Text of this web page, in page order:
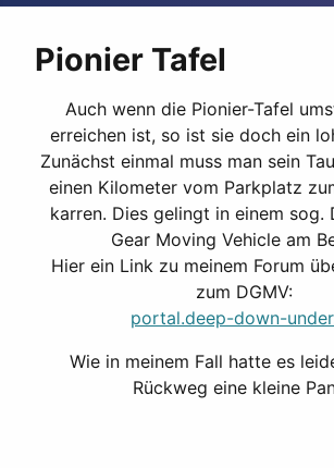
Pionier Tafel
Auch wenn die Pionier-Tafel
erreichen ist, so ist sie doch ein
Zunächst einmal muss man sein
einen Kilometer vom Parkplatz
karren. Dies gelingt in einem sog.
Gear Moving Vehicle am
Hier ein Link zu meinem Forum
zum DGMV:
portal.deep-down-
Wie in meinem Fall hatte es
Rückweg eine kleine